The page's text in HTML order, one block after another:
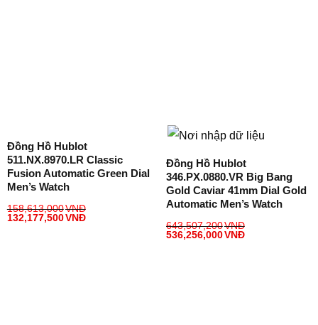
Đồng Hồ Hublot
511.NX.8970.LR Classic
Fusion Automatic Green Dial
Men’s Watch
158,613,000VNĐ
132,177,500VNĐ
Đồng Hồ Hublot
346.PX.0880.VR Big Bang
Gold Caviar 41mm Dial Gold
Automatic Men’s Watch
643,507,200VNĐ
536,256,000VNĐ